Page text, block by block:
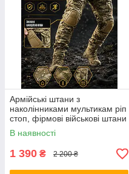
Армійські штани з
наколінниками мультикам ріп
стоп, фірмові військові штани
в комплекта з наколінниками
В наявності
1 390 ₴ 2 200 ₴